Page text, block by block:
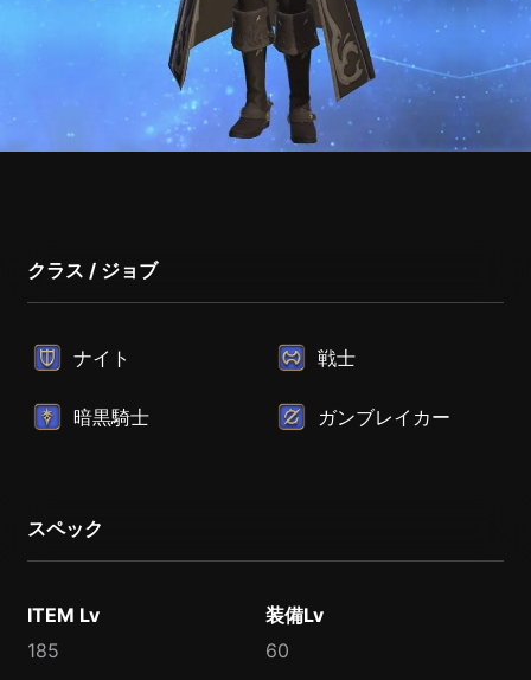
クラス / ジョブ
ナイト 戦士
暗黒騎士 ガンブレイカー
スペック
ITEM Lv
185
装備Lv
60